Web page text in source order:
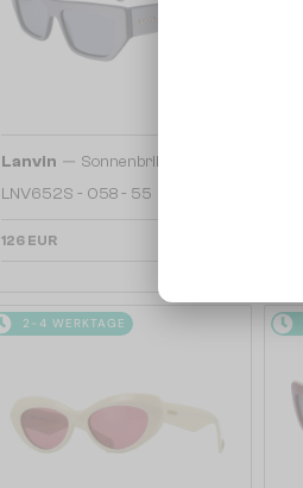
Lanvin — Sonnenbrillen
LNV652S - 058 - 55
126 EUR
2-4 WERKTAGE